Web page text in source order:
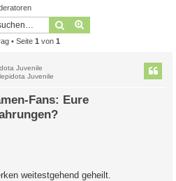
Suche
• Seite 1 von 1
Juvenile
Fans: Eure
weitestgehend geheilt.